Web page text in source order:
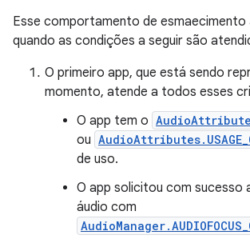
Esse comportamento de
quando as condições a seguir são
O primeiro app, que está sendo
momento, atende a todos esses
O app tem o
ou
de uso.
O app solicitou com sucesso
áudio com